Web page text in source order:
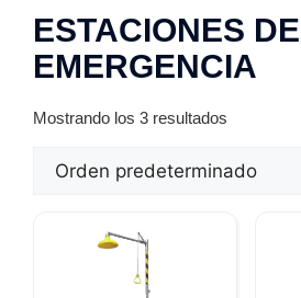
ESTACIONES DE
EMERGENCIA
Mostrando los 3 resultados